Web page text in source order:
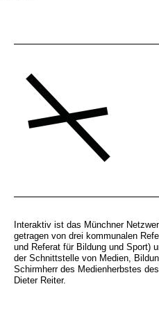
Interaktiv ist das Münchner
getragen von drei kommunalen
und Referat für Bildung und Sport)
der Schnittstelle von Medien,
Schirmherr des Medienherbstes
Dieter Reiter.